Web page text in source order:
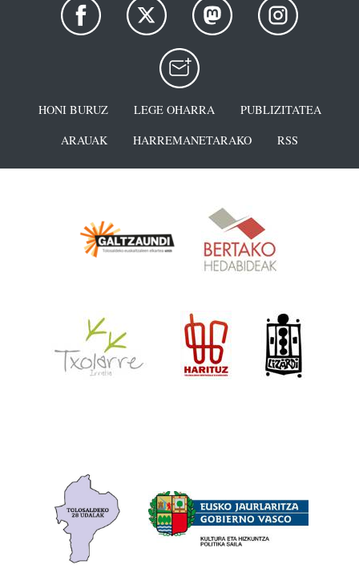
HONI BURUZ LEGE OHARRA
PUBLIZITATEA
ARAUAK
HARREMANETARAKO RSS